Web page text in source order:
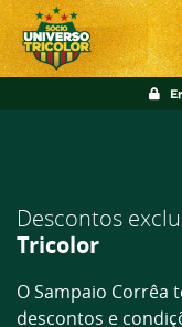
Descontos
Tricolor
O Sampaio Corrêa
descontos e